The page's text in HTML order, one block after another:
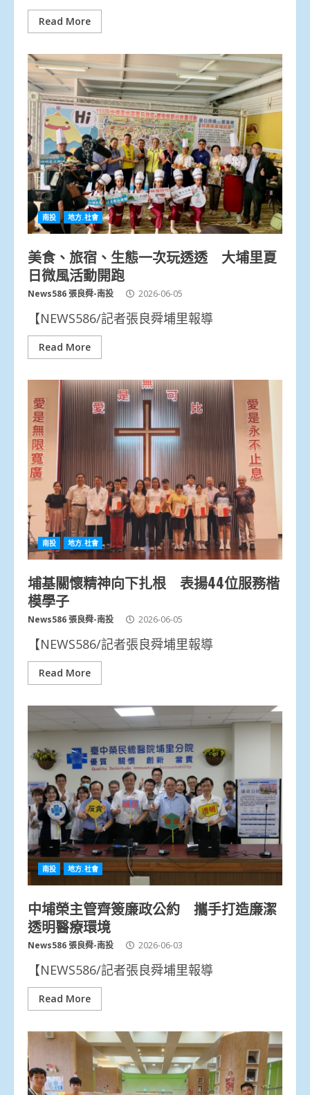
Read More
南投 地方.社會
美食、旅宿、生態一次玩透透 大埔里夏
日微風活動開跑
News586 張良舜-南投 2026-06-05
【NEWS586/記者張良舜埔里報導
Read More
南投 地方.社會
埔基關懷精神向下扎根 表揚44位服務楷
模學子
News586 張良舜-南投 2026-06-05
【NEWS586/記者張良舜埔里報導
Read More
南投 地方.社會
中埔榮主管齊簽廉政公約 攜手打造廉潔
透明醫療環境
News586 張良舜-南投 2026-06-03
【NEWS586/記者張良舜埔里報導
Read More